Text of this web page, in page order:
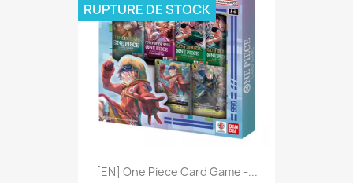
[EN] One Piece Card Game -...
RUPTURE DE STOCK